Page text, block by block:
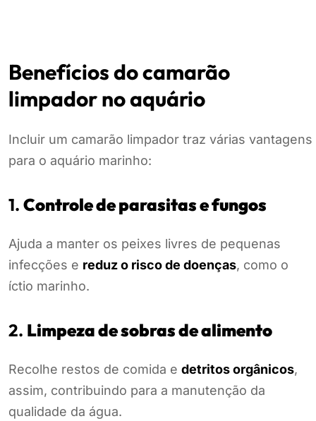
Benefícios do camarão
limpador no aquário
Incluir um camarão limpador traz várias vantagens
para o aquário marinho:
1. Controle de parasitas e fungos
Ajuda a manter os peixes livres de pequenas
infecções e reduz o risco de doenças, como o
íctio marinho.
2. Limpeza de sobras de alimento
Recolhe restos de comida e detritos orgânicos,
assim, contribuindo para a manutenção da
qualidade da água.